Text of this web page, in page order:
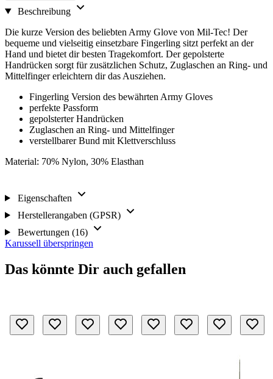
Beschreibung
Die kurze Version des beliebten Army Glove von Mil-Tec! Der
bequeme und vielseitig einsetzbare Fingerling sitzt perfekt an der
Hand und bietet dir besten Tragekomfort. Der gepolsterte
Handrücken sorgt für zusätzlichen Schutz, Zuglaschen an Ring- und
Mittelfinger erleichtern dir das Ausziehen.
Fingerling Version des bewährten Army Gloves
perfekte Passform
gepolsterter Handrücken
Zuglaschen an Ring- und Mittelfinger
verstellbarer Bund mit Klettverschluss
Material: 70% Nylon, 30% Elasthan
Eigenschaften
Herstellerangaben (GPSR)
Bewertungen (16)
Karussell überspringen
Das könnte Dir auch gefallen